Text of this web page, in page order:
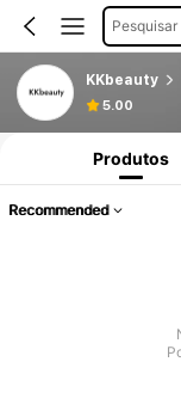
Pesquisar
KKbeauty
5.00
Produtos
Recommended